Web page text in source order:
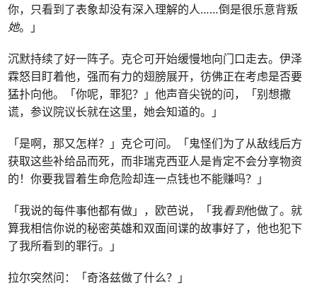
你，只看到了表象却没有深入理解的人……倒是很乐意背叛
她。」
沉默持续了好一阵子。克仑可开始缓慢地向门口走去。伊泽
霖怒目盯着他，强而有力的翅膀展开，彷佛正在考虑是否要
猛扑向他。「你呢，罪犯？」他声音尖锐的问，「别想撒
谎，参议院议长就在这里，她会知道的。」
「是啊，那又怎样？」克仑可问。「鬼怪们为了从敌线后方
获取这些补给品而死，而非瑞克西亚人是肯定不会分享物资
的！你要我冒着生命危险却连一点钱也不能赚吗？」
「我说的每件事他都有做」，欧芭说，「我看到他做了。就
算我相信你说的秘密英雄和双面间谍的故事好了，他也犯下
了我所看到的罪行。」
拉尔突然问：「奇洛兹做了什么？」